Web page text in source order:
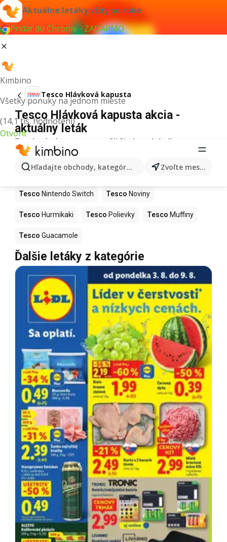
Aktuálne letáky vždy po ruke
Pridať do Chrome - ZADARMO
Kimbino
Všetky ponuky na jednom mieste
(14,1 tis. hodnotení)
Otvoriť
Hľadajte obchody, kategórie, produkty... Zvoľte mesto
Tesco Hlávková kapusta
Tesco Hlávková kapusta akcia -
aktuálny leták
Pre daný výraz sme nenašli žiadne výsledky.
Ďalšie produkty v obchodoch Tesco
Tesco Kapor Tesco Ashwagandha
Tesco Nintendo Switch Tesco Noviny
Tesco Hurmikaki Tesco Polievky Tesco Muffiny
Tesco Guacamole
Ďalšie letáky z kategórie